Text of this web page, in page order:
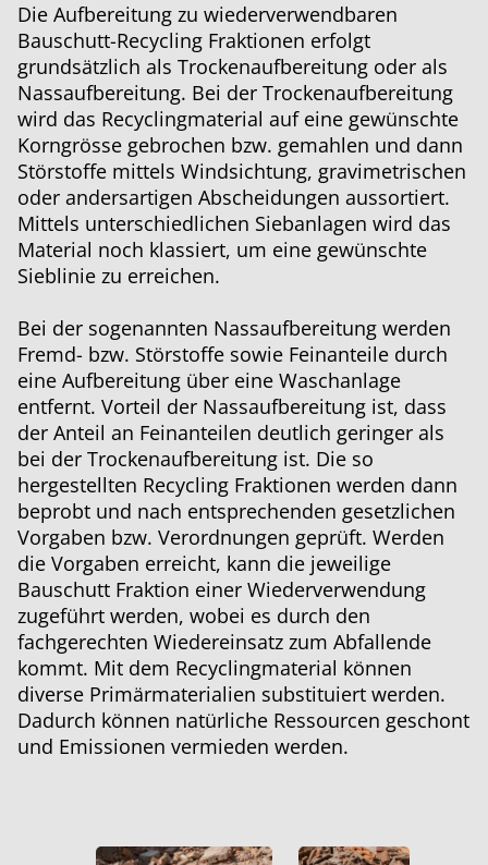
Die Aufbereitung zu wiederverwendbaren
Bauschutt-Recycling Fraktionen erfolgt
grundsätzlich als Trockenaufbereitung oder als
Nassaufbereitung. Bei der Trockenaufbereitung
wird das Recyclingmaterial auf eine gewünschte
Korngrösse gebrochen bzw. gemahlen und dann
Störstoffe mittels Windsichtung, gravimetrischen
oder andersartigen Abscheidungen aussortiert.
Mittels unterschiedlichen Siebanlagen wird das
Material noch klassiert, um eine gewünschte
Sieblinie zu erreichen.
Bei der sogenannten Nassaufbereitung werden
Fremd- bzw. Störstoffe sowie Feinanteile durch
eine Aufbereitung über eine Waschanlage
entfernt. Vorteil der Nassaufbereitung ist, dass
der Anteil an Feinanteilen deutlich geringer als
bei der Trockenaufbereitung ist. Die so
hergestellten Recycling Fraktionen werden dann
beprobt und nach entsprechenden gesetzlichen
Vorgaben bzw. Verordnungen geprüft. Werden
die Vorgaben erreicht, kann die jeweilige
Bauschutt Fraktion einer Wiederverwendung
zugeführt werden, wobei es durch den
fachgerechten Wiedereinsatz zum Abfallende
kommt. Mit dem Recyclingmaterial können
diverse Primärmaterialien substituiert werden.
Dadurch können natürliche Ressourcen geschont
und Emissionen vermieden werden.